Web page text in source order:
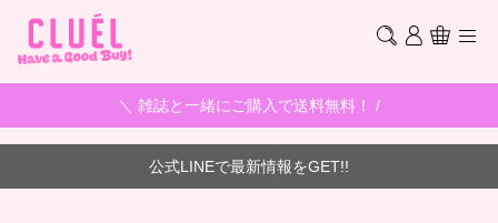
＼ 雑誌と一緒にご購入で送料無料！ /
公式LINEで最新情報をGET!!